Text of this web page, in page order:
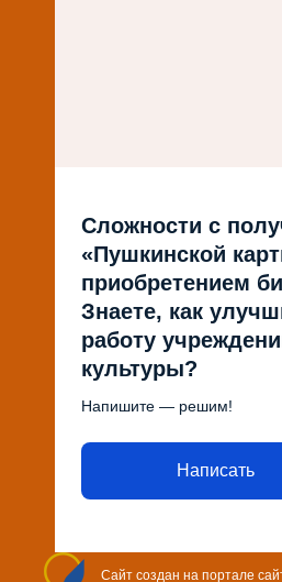
Сложности с
«Пушкинской
приобретением
Знаете, как
работу
культуры?
Напишите — решим!
Написать
Сайт создан на портале